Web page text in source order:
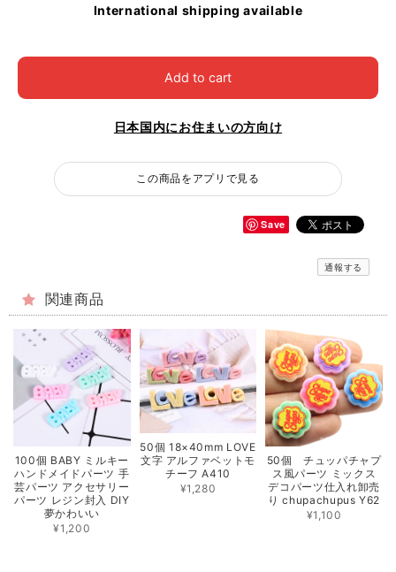
International shipping available
Add to cart
日本国内にお住まいの方向け
この商品をアプリで見る
Save
通報する
関連商品
100個 BABY ミルキー
ハンドメイドパーツ 手
芸パーツ アクセサリー
パーツ レジン封入 DIY
夢かわいい
¥1,200
50個 18×40mm LOVE
文字 アルファベットモ
チーフ A410
¥1,280
50個 チュッパチャプ
ス風パーツ ミックス
デコパーツ仕入れ卸売
り chupachupus Y62
¥1,100